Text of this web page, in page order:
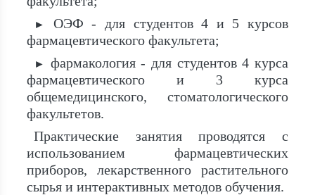
►
ОЭФ - для студентов 4 и 5 курсов
фармацевтического факультета;
►
фармакология - для студентов 4 курса
фармацевтического и 3 курса
общемедицинского, стоматологического
факультетов.
Практические занятия проводятся с
использованием фармацевтических
приборов, лекарственного растительного
сырья и интерактивных методов обучения.